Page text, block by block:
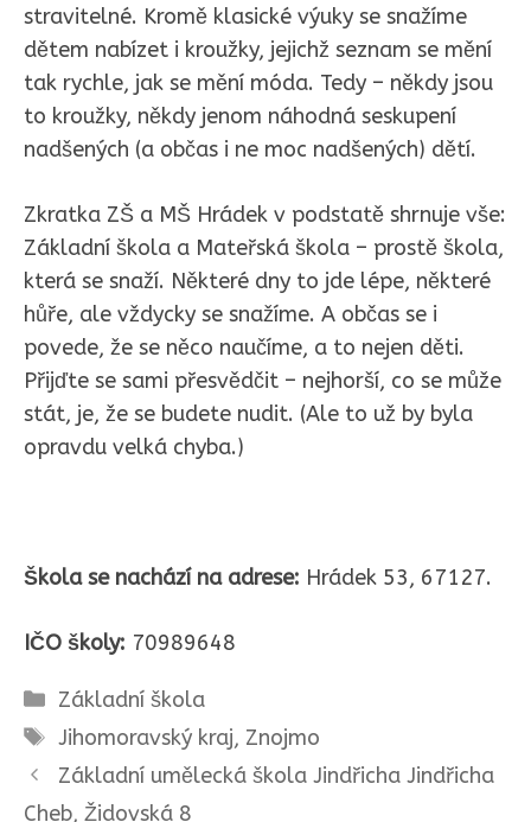
stravitelné. Kromě klasické výuky se snažíme
dětem nabízet i kroužky, jejichž seznam se mění
tak rychle, jak se mění móda. Tedy – někdy jsou
to kroužky, někdy jenom náhodná seskupení
nadšených (a občas i ne moc nadšených) dětí.
Zkratka ZŠ a MŠ Hrádek v podstatě shrnuje vše:
Základní škola a Mateřská škola – prostě škola,
která se snaží. Některé dny to jde lépe, některé
hůře, ale vždycky se snažíme. A občas se i
povede, že se něco naučíme, a to nejen děti.
Přijďte se sami přesvědčit – nejhorší, co se může
stát, je, že se budete nudit. (Ale to už by byla
opravdu velká chyba.)
Škola se nachází na adrese: Hrádek 53, 67127.
IČO školy: 70989648
Rubriky
Základní škola
Štítky
Jihomoravský kraj, Znojmo
Základní umělecká škola Jindřicha Jindřicha
Cheb, Židovská 8